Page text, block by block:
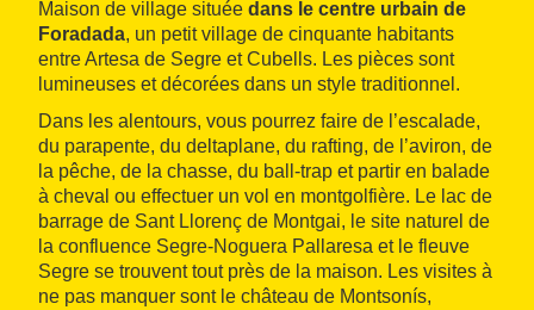
Maison de village située dans le centre urbain de
Foradada, un petit village de cinquante habitants
entre Artesa de Segre et Cubells. Les pièces sont
lumineuses et décorées dans un style traditionnel.
Dans les alentours, vous pourrez faire de l’escalade,
du parapente, du deltaplane, du rafting, de l’aviron, de
la pêche, de la chasse, du ball-trap et partir en balade
à cheval ou effectuer un vol en montgolfière. Le lac de
barrage de Sant Llorenç de Montgai, le site naturel de
la confluence Segre-Noguera Pallaresa et le fleuve
Segre se trouvent tout près de la maison. Les visites à
ne pas manquer sont le château de Montsonís,